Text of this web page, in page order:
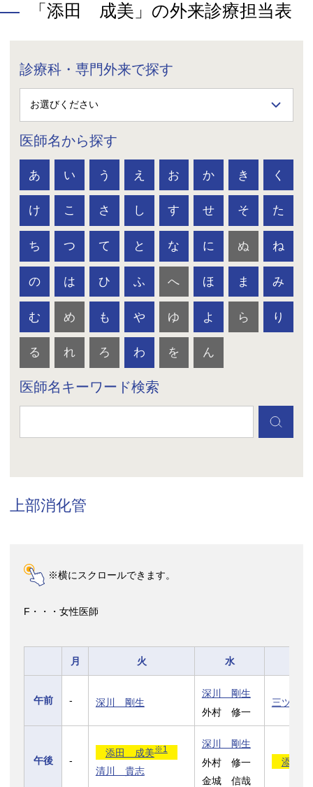
「添田 成美」の外来診療担当表
診療科・専門外来で探す
医師名から探す
あ い う え お か き く
け こ さ し す せ そ た
ち つ て と な に ぬ ね
の は ひ ふ へ ほ ま み
む め も や ゆ よ ら り
る れ ろ わ を ん
医師名キーワード検索
上部消化管
※横にスクロールできます。
F・・・女性医師
月 火 水
午前 - 深川 剛生
深川 剛生
外村 修一
三ツ井
午後 -
添田 成美※1
清川 貴志
深川 剛生
外村 修一
金城 信哉
添田